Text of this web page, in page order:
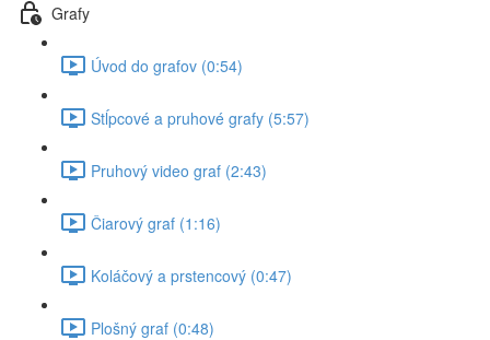
Grafy
Úvod do grafov (0:54)
Stĺpcové a pruhové grafy (5:57)
Pruhový video graf (2:43)
Čiarový graf (1:16)
Koláčový a prstencový (0:47)
Plošný graf (0:48)